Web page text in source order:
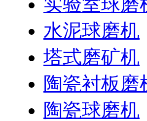
水泥球磨机
塔式磨矿机
陶瓷衬板磨
陶瓷球磨机